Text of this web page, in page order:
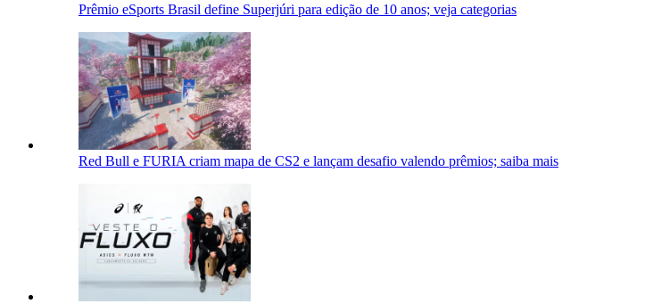
Prêmio eSports Brasil define Superjúri para edição de 10 anos; veja categorias
Red Bull e FURIA criam mapa de CS2 e lançam desafio valendo prêmios; saiba mais